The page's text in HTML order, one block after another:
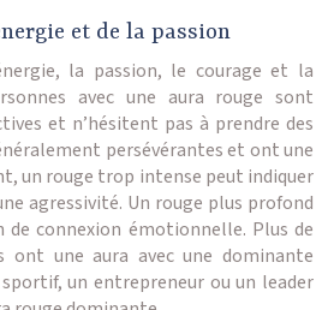
et de la passion
la passion, le courage et la
avec une aura rouge sont
et n’hésitent pas à prendre des
persévérantes et ont une
un rouge trop intense peut indiquer
agressivité. Un rouge plus profond
connexion émotionnelle. Plus de
ont une aura avec une dominante
un entrepreneur ou un leader